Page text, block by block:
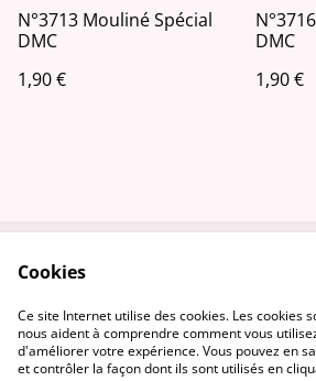
N°3713 Mouliné Spécial
DMC
1,90 €
DMC
1,90 €
Politique de
confidentialité
Cookies
Ce site Internet utilise des cookies. Les cookies
nous aident à comprendre comment vous
d'améliorer votre expérience. Vous pouvez en
et contrôler la façon dont ils sont utilisés en